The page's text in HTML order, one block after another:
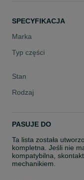
SPECYFIKACJA
Marka
Typ części
Stan
Rodzaj
PASUJE DO
Ta lista została
kompletna. Jeśli nie
kompatybilna,
mechanikiem.